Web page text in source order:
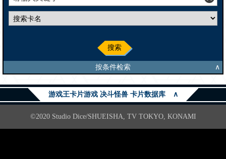
搜索
按条件检索 ∧
游戏王卡片游戏 决斗怪兽 卡片数据库 ∧
©2020 Studio Dice/SHUEISHA, TV TOKYO, KONAMI